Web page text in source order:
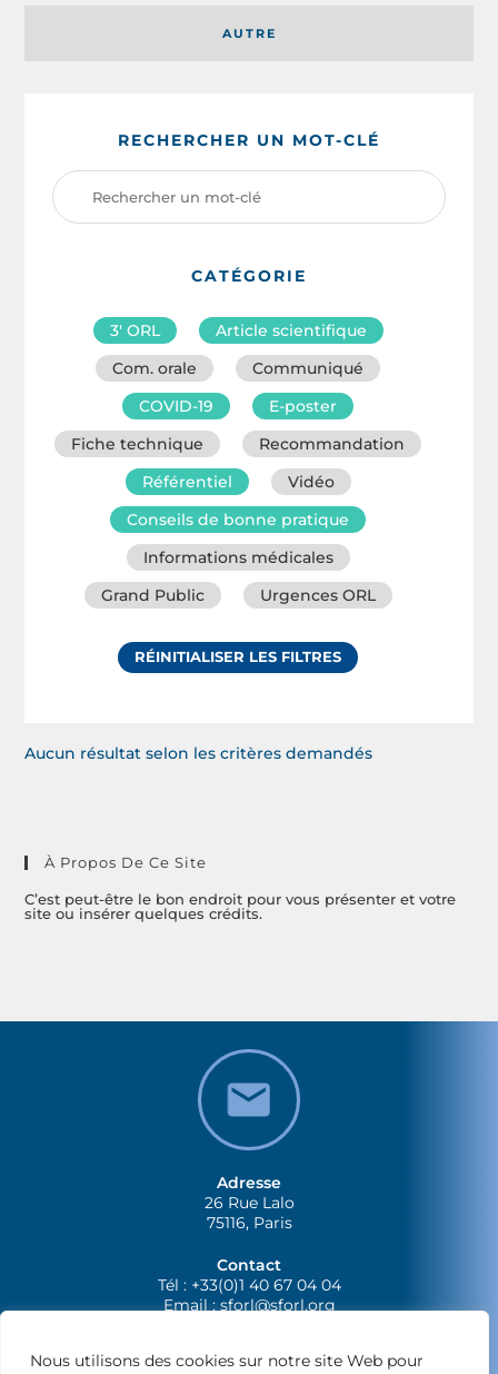
Nous utilisons des cookies sur notre site Web pour
AUTRE
RECHERCHER UN MOT-CLÉ
CATÉGORIE
3′ ORL
Article scientifique
Com. orale
Communiqué
COVID-19
E-poster
Fiche technique
Recommandation
Référentiel
Vidéo
Conseils de bonne pratique
Informations médicales
Grand Public
Urgences ORL
RÉINITIALISER LES FILTRES
Aucun résultat selon les critères demandés
À Propos De Ce Site
C’est peut-être le bon endroit pour vous présenter et votre
site ou insérer quelques crédits.
Adresse
26 Rue Lalo
75116, Paris
Contact
Tél : +33(0)1 40 67 04 04
Email :sforl@sforl.org